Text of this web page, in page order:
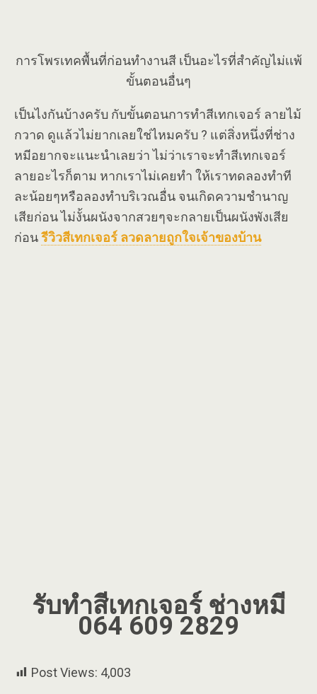
การโพรเทคพื้นที่ก่อนทำงานสี เป็นอะไรที่สำคัญไม่เเพ้
ขั้นตอนอื่นๆ
เป็นไงกันบ้างครับ กับขั้นตอนการทำสีเทกเจอร์ ลายไม้
กวาด ดูแล้วไม่ยากเลยใช่ไหมครับ ? แต่สิ่งหนึ่งที่ช่าง
หมีอยากจะแนะนำเลยว่า ไม่ว่าเราจะทำสีเทกเจอร์
ลายอะไรก็ตาม หากเราไม่เคยทำ ให้เราทดลองทำที
ละน้อยๆหรือลองทำบริเวณอื่น จนเกิดความชำนาญ
เสียก่อน ไม่งั้นผนังจากสวยๆจะกลายเป็นผนังพังเสีย
ก่อนรีวิวสีเทกเจอร์ ลวดลายถูกใจเจ้าของบ้าน
รับทำสีเทกเจอร์ ช่างหมี
064 609 2829
Post Views: 4,003